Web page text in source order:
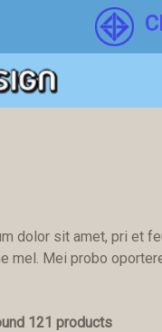
dolor sit amet, pri et
mel. Mei probo
121 products